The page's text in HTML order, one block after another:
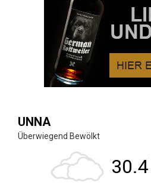
UNNA
Überwiegend Bewölkt
30.4